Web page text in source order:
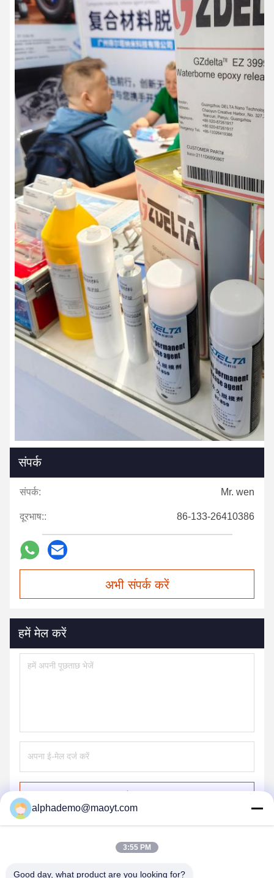
संपर्क
संपर्क: Mr. wen
दूरभाष:: 86-133-26410386
अभी संपर्क करें
हमें मेल करें
alphademo@maoyt.com
3:55 PM
Good day, what product are you looking for?